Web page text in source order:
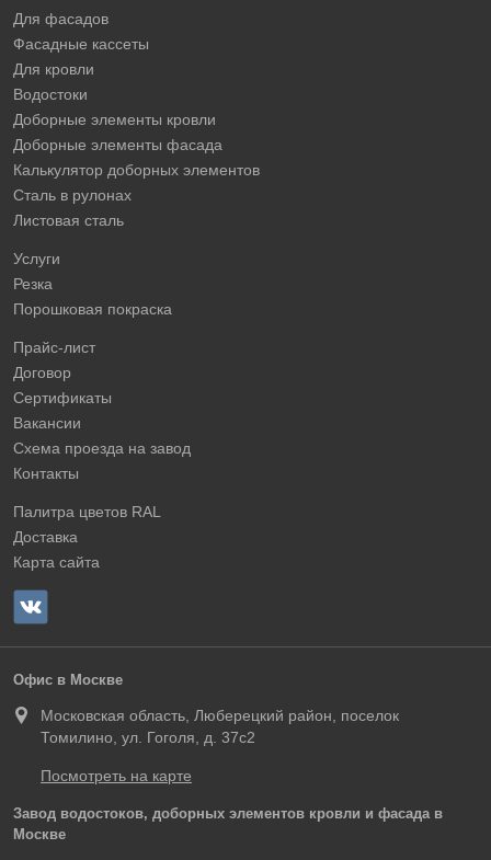
Для фасадов
Фасадные кассеты
Для кровли
Водостоки
Доборные элементы кровли
Доборные элементы фасада
Калькулятор доборных элементов
Сталь в рулонах
Листовая сталь
Услуги
Резка
Порошковая покраска
Прайс-лист
Договор
Сертификаты
Вакансии
Схема проезда на завод
Контакты
Палитра цветов RAL
Доставка
Карта сайта
Офис в Москве
Московская область, Люберецкий район, поселок
Томилино, ул. Гоголя, д. 37с2
Посмотреть на карте
Завод водостоков, доборных элементов кровли и фасада в
Москве